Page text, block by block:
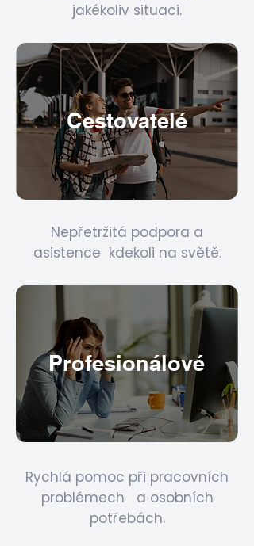
jakékoliv situaci.
Cestovatelé
Nepřetržitá podpora a
asistence kdekoli na světě.
Profesionálové
Rychlá pomoc při pracovních
problémech a osobních
potřebách.